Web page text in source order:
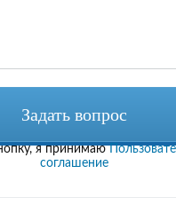
я принимаю
соглашение